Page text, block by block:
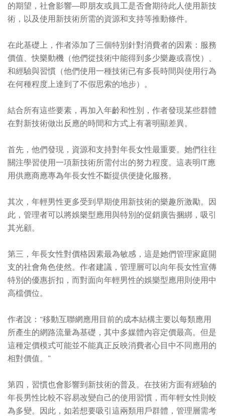
的期望，社會影響—即朋友或員工是否會期待此人使用新技
術，以及使用新技術所需的資源和支持等推動條件。
在此基礎上，作者添加了三個特別針對消費者的因素：服務
價值、快樂動機（他們從技術中能得到多少樂趣或喜悅）、
和經驗與習慣（他們使用一種技術已有多長時間與使用行為
在何種程度上達到了不假思索的地步）。
結合所有這些要素，再加入年齡和性別，作者發現某些群體
在對新技術做出反應的時間和方式上有著明顯差異。
首先，他們發現，資源和支持對年長女性最重要。她們往往
關注學習使用一項新技術所需付出的努力程度。這表明IT應
用供應商應專為年長女性不斷提供便捷化服務。
其次，年輕男性更多受到早期使用新技術的樂趣所激勵。因
此，管理者可以將娛樂型應用與特別的促銷廣告捆綁，吸引
其光顧。
第三，年長女性對價格因素最為敏感，這是她們管理家庭開
支的社會角色使然。作者建議，管理層可以向年長女性宣傳
特別的優惠折扣，而對面向年輕男性的娛樂型應用則使用中
高檔價位。
作者說：“移動互聯網應用目前的成本結構主要以每類應用
所產生的網路流量為基礎，其中多媒體內容定價最高。但是
這種定價模式可能並不能真正反映消費者心目中不同應用的
相對價值。”
第四，習慣也會影響到新技術的普及。在技術方面有經驗的
年長男性比較不容易改變自己的使用習慣，而年輕女性則較
為多變。因此，如若想要吸引這兩類用戶群體，管理層需考